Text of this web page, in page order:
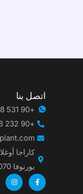
اتصل بنا
+90 531 888 38 70
+90 232 608 72 56
بورنوفا 35070، إزمير / تركيا